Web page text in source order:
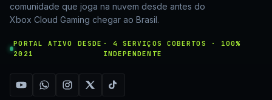
comunidade que joga na nuvem desde antes do
Xbox Cloud Gaming chegar ao Brasil.
PORTAL ATIVO DESDE
2021
· 4 SERVIÇOS COBERTOS · 100%
INDEPENDENTE